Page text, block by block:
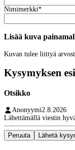
Nimimerkki*
Lisää kuva
Kuvan tulee liittyä
Kysymyksen
Otsikko
Anonyymi2.8.2026
Lähettämällä viestin
Peruuta Lähetä